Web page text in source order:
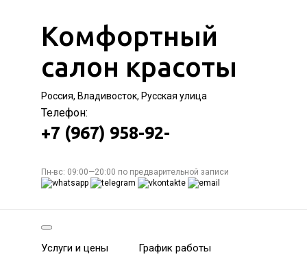
Комфортный
салон красоты
Россия, Владивосток, Русская улица
Телефон:
+7 (967) 958-92-
Пн-вс: 09:00—20:00 по предварительной записи
Услуги и цены График работы